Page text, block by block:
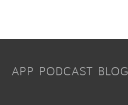
APP PODCAST BLOG